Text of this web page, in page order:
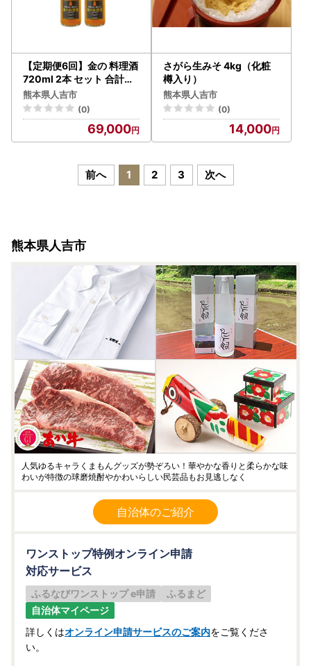
【定期便6回】金の 料理酒
720ml 2本 セット 合計約
8.6L 焼酎
熊本県人吉市
(0)
69,000
さがら生みそ 4kg（化粧
樽入り）
熊本県人吉市
(0)
14,000
前へ 1 2 3 次へ
熊本県人吉市
人気ゆるキャラくまもんグッズが勢ぞろい！華やかな香りと柔らかな味
わいが特徴の球磨焼酎やかわいらしい民芸品もお見逃しなく
自治体のご紹介
ワンストップ特例オンライン申請
対応サービス
ふるなびワンストップ e申請
ふるまど
自治体マイページ
詳しくはオンライン申請サービスのご案内をご覧くださ
い。